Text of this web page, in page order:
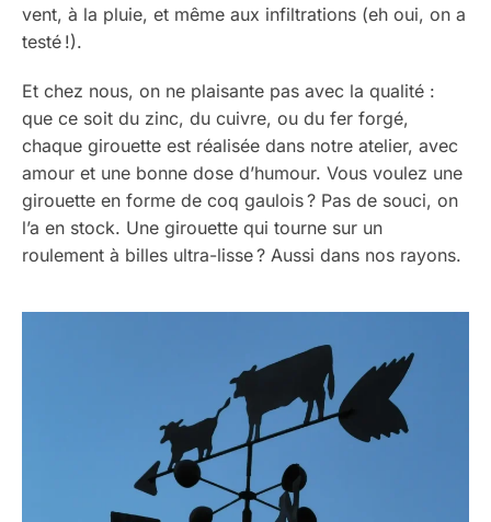
vent, à la pluie, et même aux infiltrations (eh oui, on a
testé !).
Et chez nous, on ne plaisante pas avec la qualité :
que ce soit du zinc, du cuivre, ou du fer forgé,
chaque girouette est réalisée dans notre atelier, avec
amour et une bonne dose d’humour. Vous voulez une
girouette en forme de coq gaulois ? Pas de souci, on
l’a en stock. Une girouette qui tourne sur un
roulement à billes ultra-lisse ? Aussi dans nos rayons.